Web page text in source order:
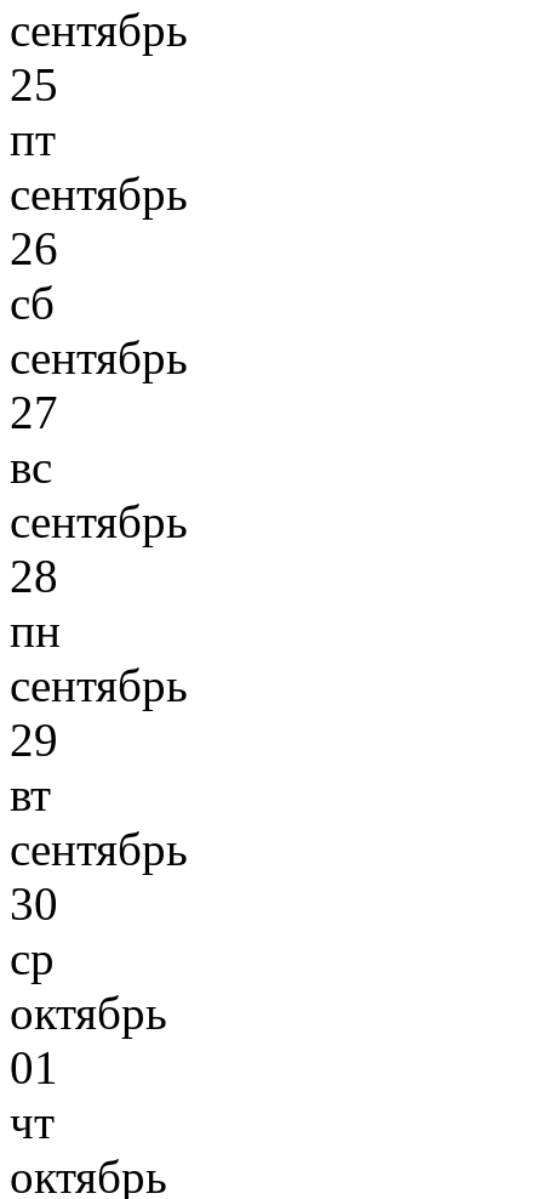
сентябрь
25
пт
сентябрь
26
сб
сентябрь
27
вс
сентябрь
28
пн
сентябрь
29
вт
сентябрь
30
ср
октябрь
01
чт
октябрь